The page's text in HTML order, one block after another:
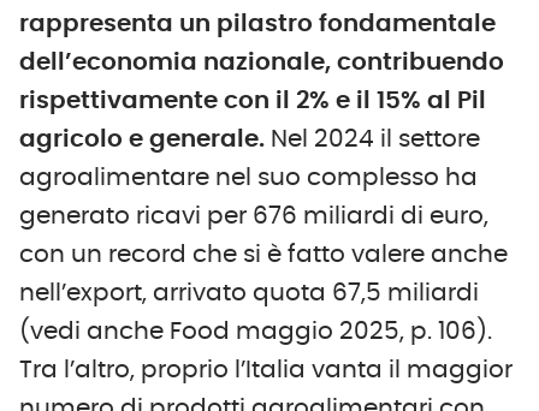
rappresenta un pilastro fondamentale
dell’economia nazionale, contribuendo
rispettivamente con il 2% e il 15% al Pil
agricolo e generale. Nel 2024 il settore
agroalimentare nel suo complesso ha
generato ricavi per 676 miliardi di euro,
con un record che si è fatto valere anche
nell’export, arrivato quota 67,5 miliardi
(vedi anche Food maggio 2025, p. 106).
Tra l’altro, proprio l’Italia vanta il maggior